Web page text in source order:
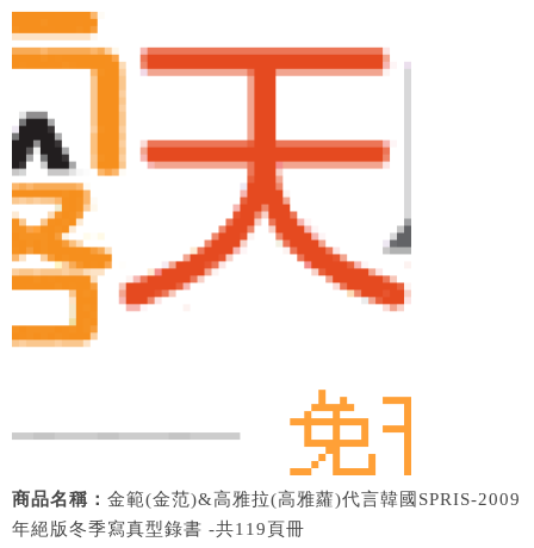
商品名稱： 金範(金范)&高雅拉(高雅蘿)代言韓國SPRIS-2009
年絕版冬季寫真型錄書 -共119頁冊